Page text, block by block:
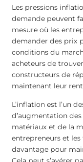
Les pressions
demande peuvent
mesure où les
demander des prix
conditions du
acheteurs de
constructeurs de
maintenant leur
L’inflation est l’un
d’augmentation
matériaux et de la
entrepreneurs et
davantage pour